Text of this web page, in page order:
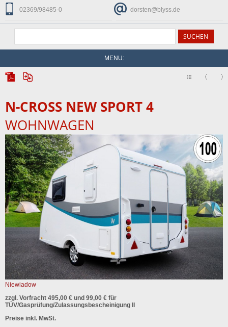
02369/98485-0 dorsten@blyss.de
MENU:
N-CROSS NEW SPORT 4
WOHNWAGEN
Niewiadow
zzgl. Vorfracht 495,00 € und 99,00 € für
TÜV/Gasprüfung/Zulassungsbescheinigung II
Preise inkl. MwSt.